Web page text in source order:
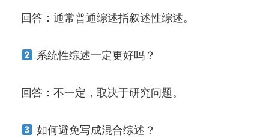
回答：通常普通综述指叙述性综述。
系统性综述一定更好吗？
回答：不一定，取决于研究问题。
如何避免写成混合综述？